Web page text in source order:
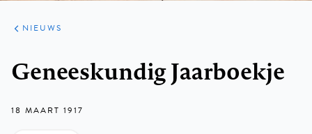
ARTIKELEN
HET
KORT
NIEUWS
Geneeskundig Jaarboekje
18 MAART 1917